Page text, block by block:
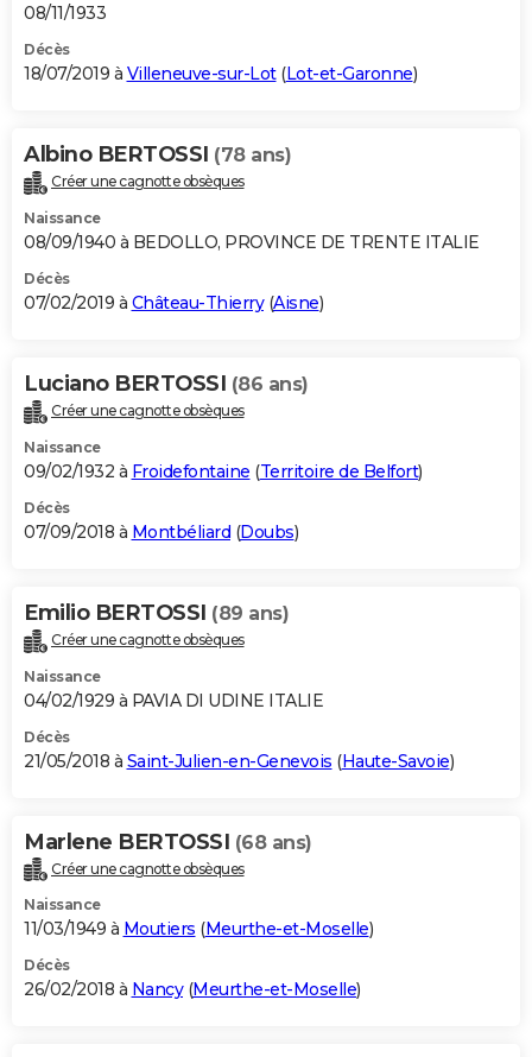
08/11/1933
Décès
18/07/2019 à Villeneuve-sur-Lot(Lot-et-Garonne)
Albino BERTOSSI (78 ans)
Créer une cagnotte obsèques
Naissance
08/09/1940 à BEDOLLO, PROVINCE DE TRENTE ITALIE
Décès
07/02/2019 à Château-Thierry(Aisne)
Luciano BERTOSSI (86 ans)
Créer une cagnotte obsèques
Naissance
09/02/1932 à Froidefontaine (Territoire de Belfort)
Décès
07/09/2018 à Montbéliard (Doubs)
Emilio BERTOSSI (89 ans)
Créer une cagnotte obsèques
Naissance
04/02/1929 à PAVIA DI UDINE ITALIE
Décès
21/05/2018 à Saint-Julien-en-Genevois (Haute-Savoie)
Marlene BERTOSSI (68 ans)
Créer une cagnotte obsèques
Naissance
11/03/1949 à Moutiers (Meurthe-et-Moselle)
Décès
26/02/2018 à Nancy(Meurthe-et-Moselle)